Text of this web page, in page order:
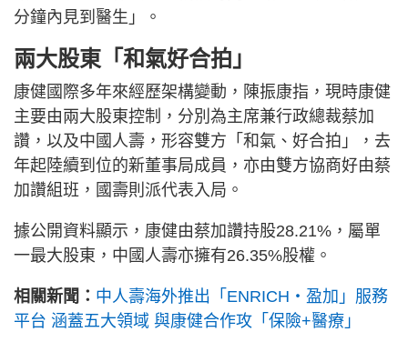
分鐘內見到醫生」。
兩大股東「和氣好合拍」
康健國際多年來經歷架構變動，陳振康指，現時康健
主要由兩大股東控制，分別為主席兼行政總裁蔡加
讚，以及中國人壽，形容雙方「和氣、好合拍」，去
年起陸續到位的新董事局成員，亦由雙方協商好由蔡
加讚組班，國壽則派代表入局。
據公開資料顯示，康健由蔡加讚持股28.21%，屬單
一最大股東，中國人壽亦擁有26.35%股權。
相關新聞： 中人壽海外推出「ENRICH・盈加」服務
平台 涵蓋五大領域 與康健合作攻「保險+醫療」